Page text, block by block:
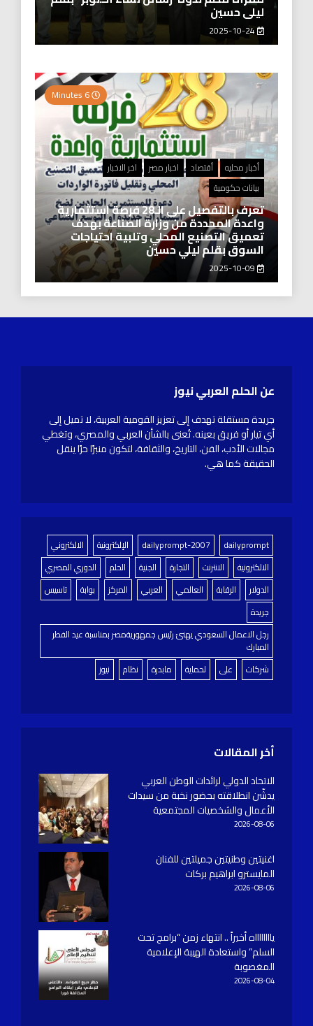
ليلى حسين
أخبار محليه أقتصاد اخبار مصر
اخر الاخبار
بيانات حكومية
تعرف بالتفصيل على الـ28 فرصة استثمارية
واعدة المحددة من وزارة الصناعة بهدف
تعميق التصنيع المحلي وتلبية احتياجات
السوق بقلم ليلي حسين
عن الحلم العربي نيوز
جريدة مستقلة تهدف إلى تعزيز القومية العربية، لا تميل إلى
أي تيار أو فريق بعينه. تُعنى بالشأن العربي والمصري، وتغطي
مجالات الأدب، الفن، التاريخ، والثقافة، لتكون منبرًا حرًا ينقل
الحقيقة كما هي.
dailyprompt
dailyprompt-2007 الإلكترونية
الالكتروني
الالكترونية
الانترنت التجارة الجنية الحلم
الدوري المصري
الدولار
الرقابة العالمي العربي المركز بوابة
تاسيس
جريدة
رجل الاعمال السعودي يهنئ رئيس جمهوريةمصر بمناسبة عيد الفطر
المبارك
شركات
على لحماية مابدرة نظام نيوز
أخر المقالات
الاتحاد الدولي لرائدات الوطن العربي
يدشّن انطلاقته بحضور نخبة من سيدات
الأعمال والشخصيات المجتمعية
2026-08-06
اغنيتين وطنيتين جميلتين للفنان
المايسترو ابراهيم بركات
2026-08-06
يااااااااه أخيراً .. انتهاء زمن “برامج تحت
السلم” واستعادة الهيبة الإعلامية
المغصوبة
2026-08-04